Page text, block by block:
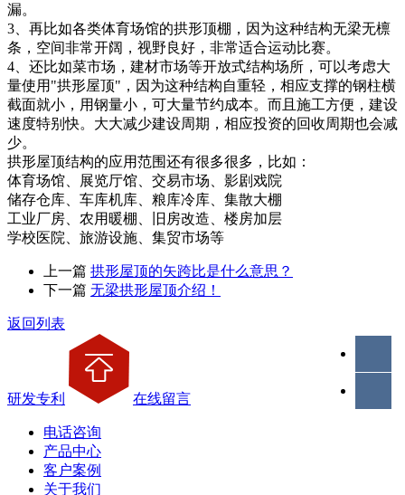
漏。
3、再比如各类体育场馆的拱形顶棚，因为这种结构无梁无檩
条，空间非常开阔，视野良好，非常适合运动比赛。
4、还比如菜市场，建材市场等开放式结构场所，可以考虑大
量使用"拱形屋顶"，因为这种结构自重轻，相应支撑的钢柱横
截面就小，用钢量小，可大量节约成本。而且施工方便，建设
速度特别快。大大减少建设周期，相应投资的回收周期也会减
少。
拱形屋顶结构的应用范围还有很多很多，比如：
体育场馆、展览厅馆、交易市场、影剧戏院
储存仓库、车库机库、粮库冷库、集散大棚
工业厂房、农用暖棚、旧房改造、楼房加层
学校医院、旅游设施、集贸市场等
上一篇 拱形屋顶的矢跨比是什么意思？
下一篇 无梁拱形屋顶介绍！
返回列表
研发专利 在线留言
电话咨询
产品中心
客户案例
关于我们